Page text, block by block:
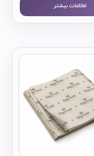
اطلاعات بیشتر